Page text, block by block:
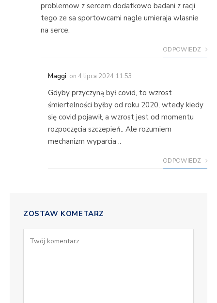
problemow z sercem dodatkowo badani z racji
tego ze sa sportowcami nagle umieraja wlasnie
na serce.
ODPOWIEDZ
Maggi on 4 lipca 2024 11:53
Gdyby przyczyną był covid, to wzrost
śmiertelności byłby od roku 2020, wtedy kiedy
się covid pojawił, a wzrost jest od momentu
rozpoczęcia szczepień.. Ale rozumiem
mechanizm wyparcia ..
ODPOWIEDZ
ZOSTAW KOMETARZ